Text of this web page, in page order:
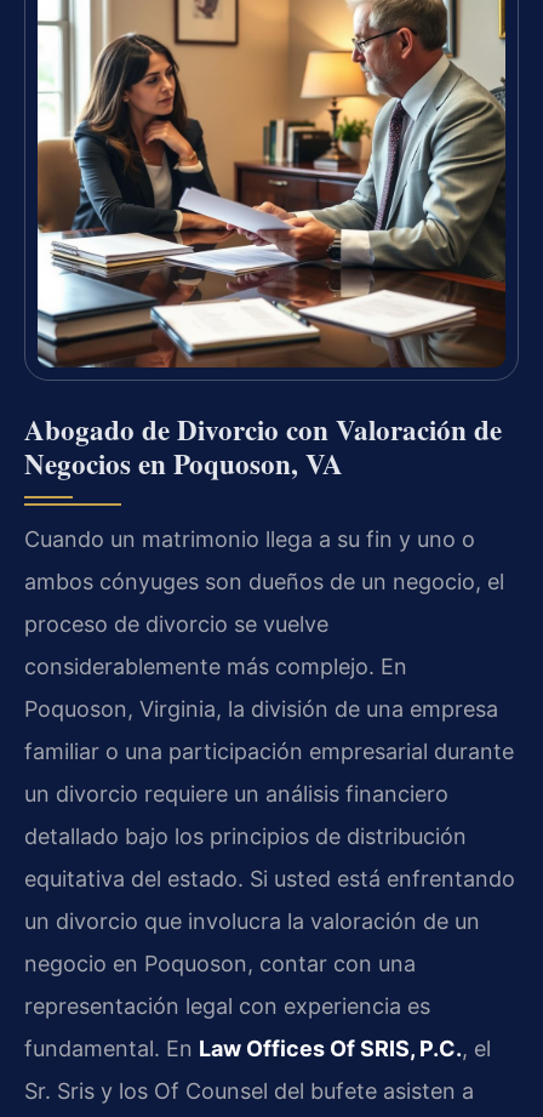
Abogado de Divorcio con Valoración de
Negocios en Poquoson, VA
Cuando un matrimonio llega a su fin y uno o
ambos cónyuges son dueños de un negocio, el
proceso de divorcio se vuelve
considerablemente más complejo. En
Poquoson, Virginia, la división de una empresa
familiar o una participación empresarial durante
un divorcio requiere un análisis financiero
detallado bajo los principios de distribución
equitativa del estado. Si usted está enfrentando
un divorcio que involucra la valoración de un
negocio en Poquoson, contar con una
representación legal con experiencia es
fundamental. En Law Offices Of SRIS, P.C., el
Sr. Sris y los Of Counsel del bufete asisten a